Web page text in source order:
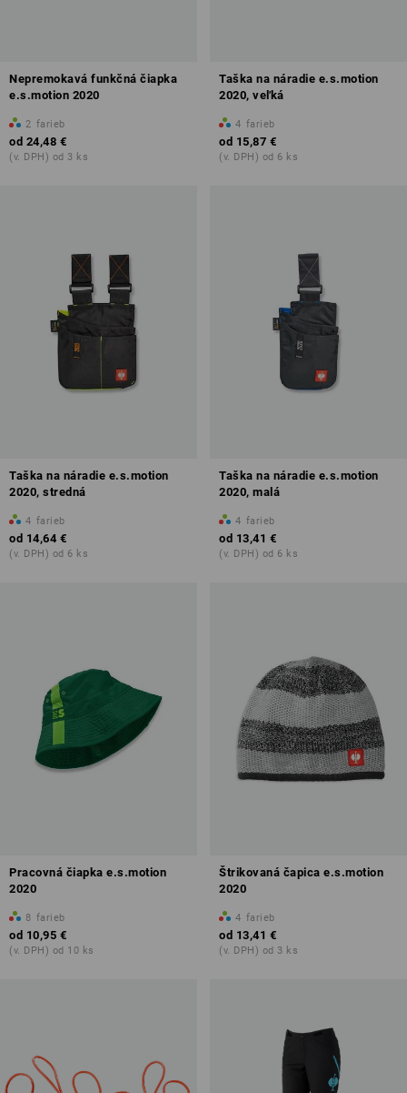
Nepremokavá funkčná čiapka
e.s.motion 2020
2 farieb
od 24,48 €
(v. DPH) od 3 ks
Taška na náradie e.s.motion
2020, veľká
4 farieb
od 15,87 €
(v. DPH) od 6 ks
Taška na náradie e.s.motion
2020, stredná
4 farieb
od 14,64 €
(v. DPH) od 6 ks
Taška na náradie e.s.motion
2020, malá
4 farieb
od 13,41 €
(v. DPH) od 6 ks
Pracovná čiapka e.s.motion
2020
8 farieb
od 10,95 €
(v. DPH) od 10 ks
Štrikovaná čapica e.s.motion
2020
4 farieb
od 13,41 €
(v. DPH) od 3 ks